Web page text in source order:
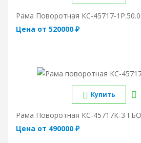
Рама Поворотная КС-45717-
Цена от 520000 ₽
Купить
Рама Поворотная КС-45717К-3
Цена от 490000 ₽